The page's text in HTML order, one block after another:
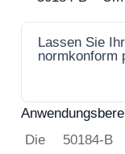
Lassen Sie
normkonform
Die 50184-